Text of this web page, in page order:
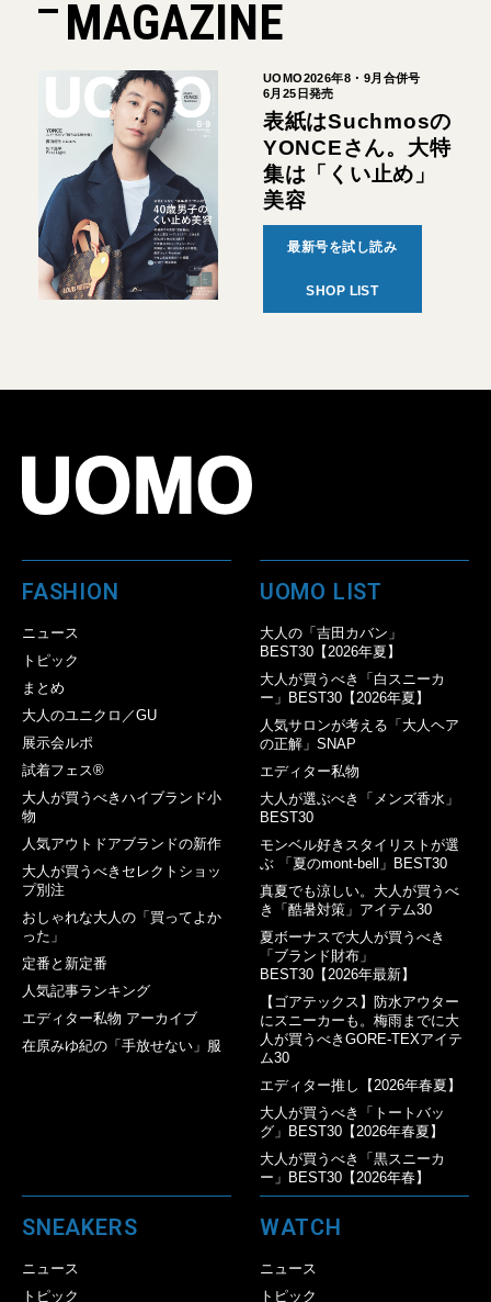
MAGAZINE
UOMO2026年8・9月合併号
6月25日発売
表紙はSuchmosの
YONCEさん。大特
集は「くい止め」
美容
最新号を試し読み
SHOP LIST
FASHION
ニュース
トピック
まとめ
大人のユニクロ／GU
展示会ルポ
試着フェス®︎
大人が買うべきハイブランド小
物
人気アウトドアブランドの新作
大人が買うべきセレクトショッ
プ別注
おしゃれな大人の「買ってよか
った」
定番と新定番
人気記事ランキング
エディター私物 アーカイブ
在原みゆ紀の「手放せない」服
UOMO LIST
大人の「吉田カバン」
BEST30【2026年夏】
大人が買うべき「白スニーカ
ー」BEST30【2026年夏】
人気サロンが考える「大人ヘア
の正解」SNAP
エディター私物
大人が選ぶべき「メンズ香水」
BEST30
モンベル好きスタイリストが選
ぶ 「夏のmont-bell」BEST30
真夏でも涼しい。大人が買うべ
き「酷暑対策」アイテム30
夏ボーナスで大人が買うべき
「ブランド財布」
BEST30【2026年最新】
【ゴアテックス】防水アウター
にスニーカーも。梅雨までに大
人が買うべきGORE-TEXアイテ
ム30
エディター推し【2026年春夏】
大人が買うべき「トートバッ
グ」BEST30【2026年春夏】
大人が買うべき「黒スニーカ
ー」BEST30【2026年春】
SNEAKERS
ニュース
トピック
WATCH
ニュース
トピック